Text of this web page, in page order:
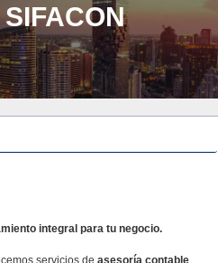
SIFACON
integral para tu negocio.
servicios de asesoría contable